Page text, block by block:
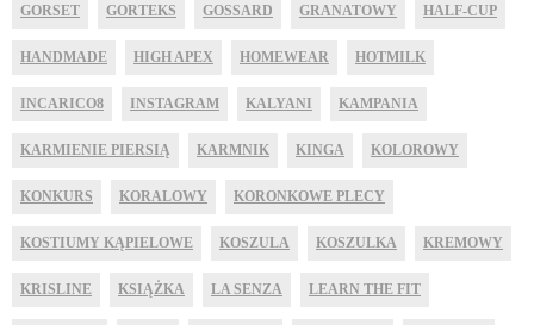
GORSET GORTEKS GOSSARD GRANATOWY HALF-CUP
HANDMADE HIGH APEX HOMEWEAR HOTMILK
INCARICO8 INSTAGRAM KALYANI KAMPANIA
KARMIENIE PIERSIĄ KARMNIK KINGA KOLOROWY
KONKURS KORALOWY KORONKOWE PLECY
KOSTIUMY KĄPIELOWE KOSZULA KOSZULKA KREMOWY
KRISLINE KSIĄŻKA LA SENZA LEARN THE FIT